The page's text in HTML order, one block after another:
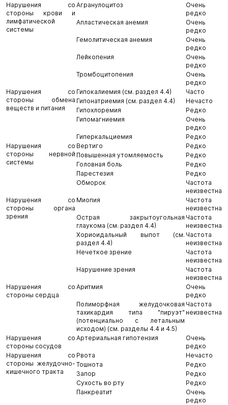
Нарушения со
стороны крови и
лимфатической
системы
Агранулоцитоз
Очень
редко
Апластическая анемия
Очень
редко
Гемолитическая анемия
Очень
редко
Лейкопения
Очень
редко
Тромбоцитопения
Очень
редко
Нарушения со
стороны обмена
веществ и питания
Гипокалиемия (см. раздел 4.4)
Часто
Гипонатриемия (см. раздел 4.4)
Нечасто
Гипохлоремия
Редко
Гипомагниемия
Очень
редко
Гиперкальциемия
Редко
Нарушения со
стороны нервной
системы
Вертиго
Редко
Повышенная утомляемость
Редко
Головная боль
Редко
Парестезия
Редко
Обморок
Частота
неизвестна
Нарушения со
стороны органа
зрения
Миопия
Частота
неизвестна
Острая закрытоугольная
глаукома (см. раздел 4.4)
Частота
неизвестна
Хориоидальный выпот (см.
раздел 4.4)
Частота
неизвестна
Нечеткое зрение
Частота
неизвестна
Нарушение зрения
Частота
неизвестна
Нарушения со
стороны сердца
Аритмия
Очень
редко
Полиморфная желудочковая
тахикардия типа "пируэт"
(потенциально с летальным
исходом) (см. разделы 4.4 и 4.5)
Частота
неизвестна
Нарушения со
стороны сосудов
Артериальная гипотензия
Очень
редко
Нарушения со
стороны желудочно-
кишечного тракта
Рвота
Нечасто
Тошнота
Редко
Запор
Редко
Сухость во рту
Редко
Панкреатит
Очень
редко